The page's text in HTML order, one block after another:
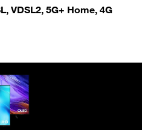
VDSL2, 5G+ Home, 4G